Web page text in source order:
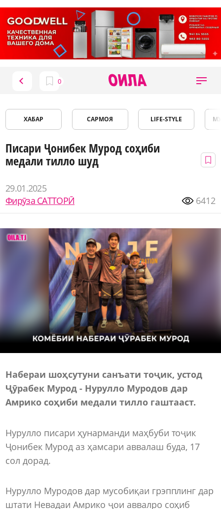
ХАБАР САРМОЯ LIFE-STYLE
Писари Ҷонибек Мурод соҳиби
медали тилло шуд
29.01.2025
Фирӯза САТТОРӢ
6412
Набераи шоҳсутуни санъати тоҷик, устод
Ҷӯрабек Мурод - Нурулло Муродов дар
Амрико соҳиби медали тилло гаштааст.
Нурулло писари ҳунарманди маҳбуби тоҷик
Ҷонибек Мурод аз ҳамсари аввалаш буда, 17
сол дорад.
Нурулло Муродов дар мусобиқаи грэпплинг дар
штати Невадаи Амрико ҷои аввалро соҳиб